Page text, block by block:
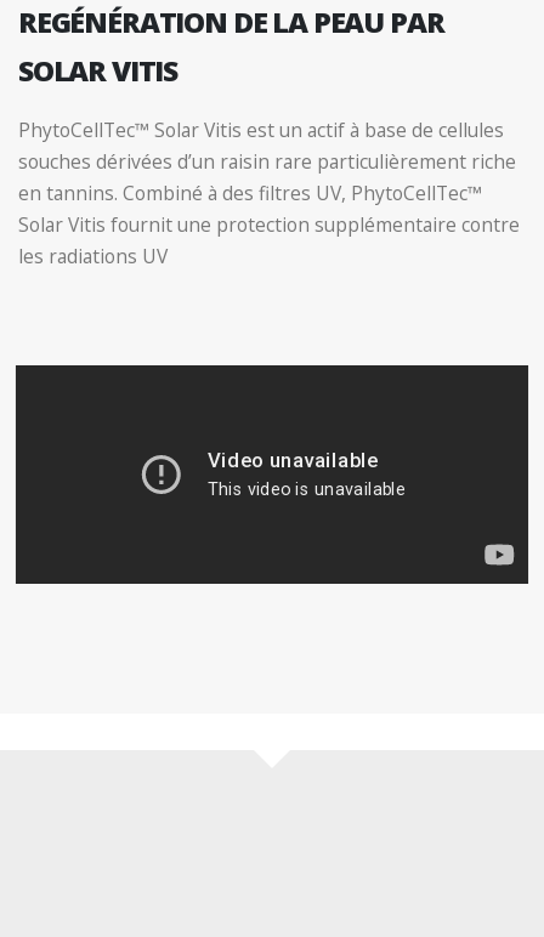
REGÉNÉRATION DE LA PEAU PAR
SOLAR VITIS
PhytoCellTec™ Solar Vitis est un actif à base de cellules
souches dérivées d’un raisin rare particulièrement riche
en tannins. Combiné à des filtres UV, PhytoCellTec™
Solar Vitis fournit une protection supplémentaire contre
les radiations UV